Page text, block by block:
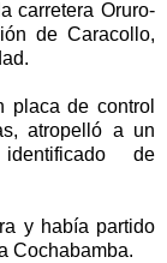
carretera Oruro-
de Caracollo,
placa de control
atropelló a un
de
y había partido
Cochabamba.